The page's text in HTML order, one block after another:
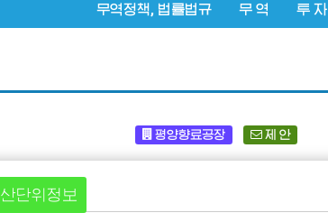
무역정책, 법률법규 무 역 투 자
평양향료공장 제 안
단위정보